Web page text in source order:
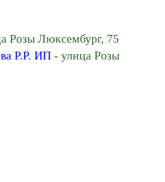
Розы Люксембург, 75
Р.Р. ИП - улица Розы